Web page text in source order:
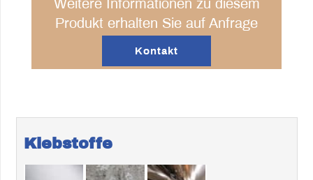
Weitere Informationen zu diesem
Produkt erhalten Sie auf Anfrage
Kontakt
Klebstoffe